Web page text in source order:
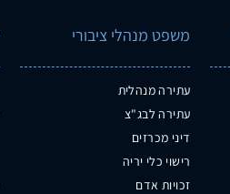
משפט מנהלי ציבורי
עתירה מנהלית
עתירה לבג"צ
דיני מכרזים
רישוי כלי יריה
זכויות אדם